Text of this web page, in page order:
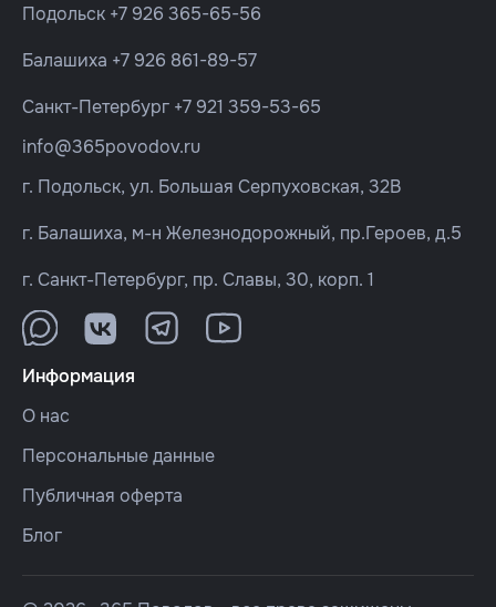
Подольск +7 926 365-65-56
Балашиха +7 926 861-89-57
Санкт-Петербург +7 921 359-53-65
info@365povodov.ru
г. Подольск, ул. Большая Серпуховская, 32В
г. Балашиха, м-н Железнодорожный, пр.Героев, д.5
г. Санкт-Петербург, пр. Славы, 30, корп. 1
Информация
О нас
Персональные данные
Публичная оферта
Блог